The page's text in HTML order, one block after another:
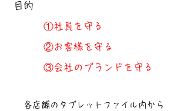
目的
①社員を守る
②お客様を守る
③会社のブランドを守る
各店舗のタブレットファイル内から